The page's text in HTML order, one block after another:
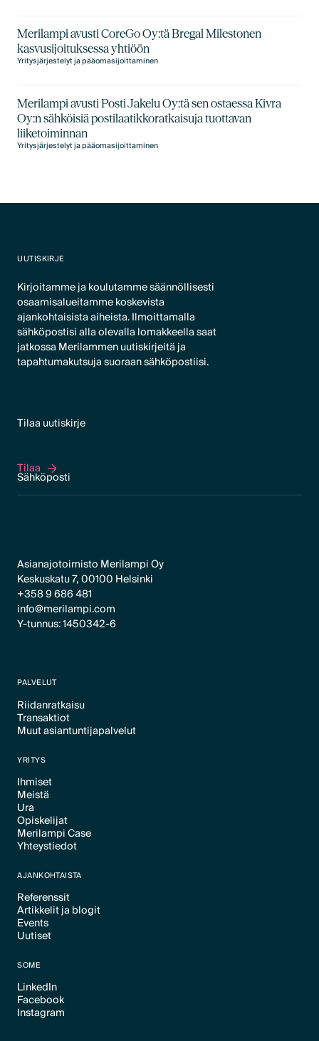
Merilampi avusti CoreGo Oy:tä Bregal Milestonen
kasvusijoituksessa yhtiöön
Yritysjärjestelyt ja pääomasijoittaminen
Merilampi avusti Posti Jakelu Oy:tä sen ostaessa Kivra
Oy:n sähköisiä postilaatikkoratkaisuja tuottavan
liiketoiminnan
Yritysjärjestelyt ja pääomasijoittaminen
UUTISKIRJE
Kirjoitamme ja koulutamme säännöllisesti
osaamisalueitamme koskevista
ajankohtaisista aiheista. Ilmoittamalla
sähköpostisi alla olevalla lomakkeella saat
jatkossa Merilammen uutiskirjeitä ja
tapahtumakutsuja suoraan sähköpostiisi.
Tilaa uutiskirje
Tilaa
Tilaa
Asianajotoimisto Merilampi Oy
Keskuskatu 7, 00100 Helsinki
+358 9 686 481
info@merilampi.com
Y-tunnus: 1450342-6
PALVELUT
Riidanratkaisu
Text Link
Transaktiot
Text Link
Muut asiantuntijapalvelut
YRITYS
Ihmiset
Text Link
Meistä
Text Link
Ura
Text Link
Opiskelijat
Text Link
Merilampi Case
Text Link
Yhteystiedot
AJANKOHTAISTA
Referenssit
Text Link
Artikkelit ja blogit
Text Link
Events
Text Link
Uutiset
SOME
LinkedIn
Text Link
Facebook
Text Link
Instagram